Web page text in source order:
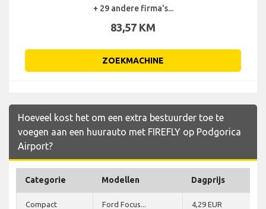
+ 29 andere firma's...
83,57 KM
ZOEKMACHINE
Hoeveel kost het om een extra bestuurder toe te
voegen aan een huurauto met FIREFLY op Podgorica
Airport?
Categorie Modellen Dagprijs
Compact Ford Focus... 4,29 EUR